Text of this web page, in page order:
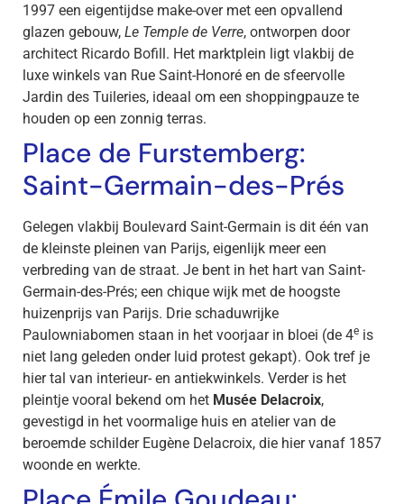
1997 een eigentijdse make-over met een opvallend
glazen gebouw, Le Temple de Verre, ontworpen door
architect Ricardo Bofill. Het marktplein ligt vlakbij de
luxe winkels van Rue Saint-Honoré en de sfeervolle
Jardin des Tuileries, ideaal om een shoppingpauze te
houden op een zonnig terras.
Place de Furstemberg:
Saint-Germain-des-Prés
Gelegen vlakbij Boulevard Saint-Germain is dit één van
de kleinste pleinen van Parijs, eigenlijk meer een
verbreding van de straat. Je bent in het hart van Saint-
Germain-des-Prés; een chique wijk met de hoogste
huizenprijs van Parijs. Drie schaduwrijke
Paulowniabomen staan in het voorjaar in bloei (de 4e is
niet lang geleden onder luid protest gekapt). Ook tref je
hier tal van interieur- en antiekwinkels. Verder is het
pleintje vooral bekend om het Musée Delacroix,
gevestigd in het voormalige huis en atelier van de
beroemde schilder Eugène Delacroix, die hier vanaf 1857
woonde en werkte.